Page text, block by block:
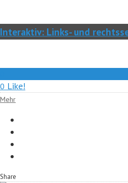
Interaktiv: Links- und
0 Like!
Mehr
Share